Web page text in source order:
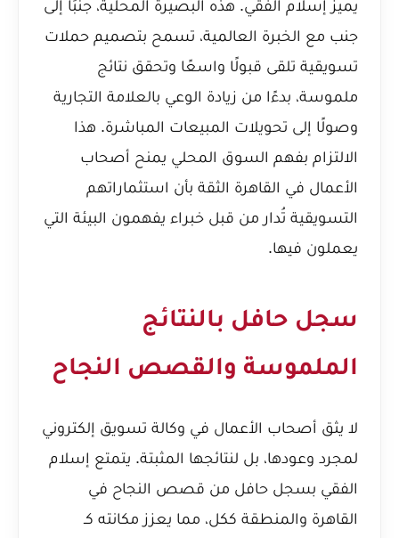
يميز إسلام الفقي. هذه البصيرة المحلية، جنبًا إلى
جنب مع الخبرة العالمية، تسمح بتصميم حملات
تسويقية تلقى قبولًا واسعًا وتحقق نتائج
ملموسة، بدءًا من زيادة الوعي بالعلامة التجارية
وصولًا إلى تحويلات المبيعات المباشرة. هذا
الالتزام بفهم السوق المحلي يمنح أصحاب
الأعمال في القاهرة الثقة بأن استثماراتهم
التسويقية تُدار من قبل خبراء يفهمون البيئة التي
يعملون فيها.
سجل حافل بالنتائج
الملموسة والقصص النجاح
لا يثق أصحاب الأعمال في وكالة تسويق إلكتروني
لمجرد وعودها، بل لنتائجها المثبتة. يتمتع إسلام
الفقي بسجل حافل من قصص النجاح في
القاهرة والمنطقة ككل، مما يعزز مكانته كـ